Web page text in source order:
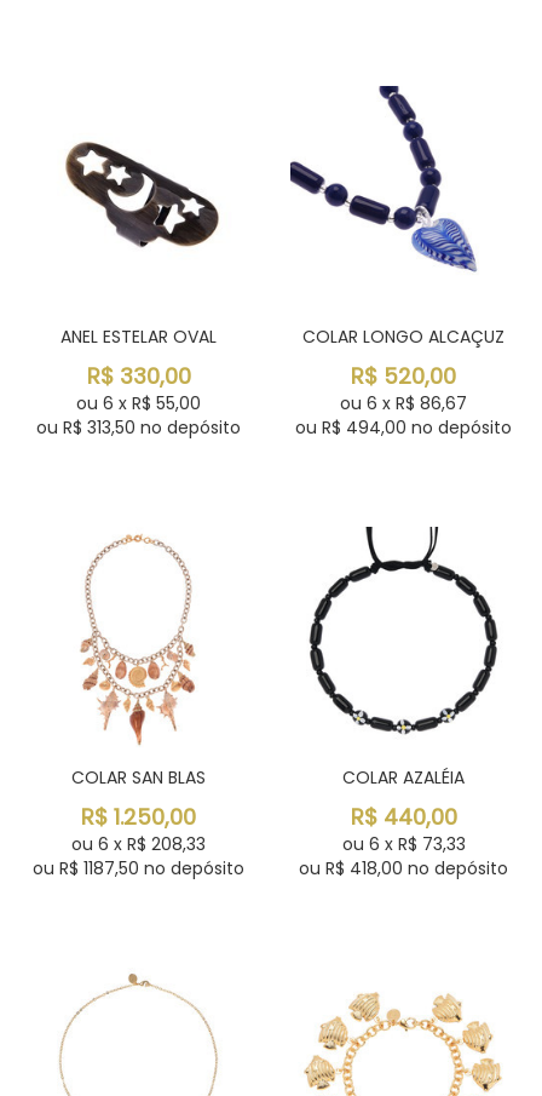
ANEL ESTELAR OVAL
R$ 330,00
ou 6 x R$ 55,00
ou R$ 313,50 no depósito
COLAR LONGO ALCAÇUZ
R$ 520,00
ou 6 x R$ 86,67
ou R$ 494,00 no depósito
COLAR SAN BLAS
R$ 1.250,00
ou 6 x R$ 208,33
ou R$ 1187,50 no depósito
COLAR AZALÉIA
R$ 440,00
ou 6 x R$ 73,33
ou R$ 418,00 no depósito